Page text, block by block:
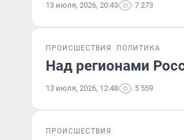
13 июля, 2026, 20:43 7 273
ПРОИСШЕСТВИЯ ПОЛИТИКА
Над регионами
13 июля, 2026, 12:48 5 559
ПРОИСШЕСТВИЯ